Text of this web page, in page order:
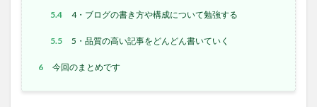
5.4 4・ブログの書き方や構成について勉強する
5.5 5・品質の高い記事をどんどん書いていく
6 今回のまとめです